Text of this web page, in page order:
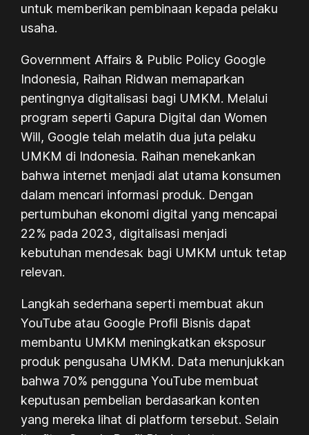
untuk memberikan pembinaan kepada pelaku
usaha.
Government Affairs & Public Policy Google
Indonesia, Raihan Ridwan memaparkan
pentingnya digitalisasi bagi UMKM. Melalui
program seperti Gapura Digital danWomen
Will, Google telah melatih dua juta pelaku
UMKM di Indonesia. Raihan menekankan
bahwa internet menjadi alat utama konsumen
dalam mencari informasi produk. Dengan
pertumbuhan ekonomi digital yang mencapai
22% pada 2023, digitalisasi menjadi
kebutuhan mendesak bagi UMKM untuk tetap
relevan.
Langkah sederhana seperti membuat akun
YouTube atau Google Profil Bisnis dapat
membantu UMKM meningkatkan eksposur
produk pengusaha UMKM. Data menunjukkan
bahwa 70% pengguna YouTube membuat
keputusan pembelian berdasarkan konten
yang mereka lihat di platform tersebut. Selain